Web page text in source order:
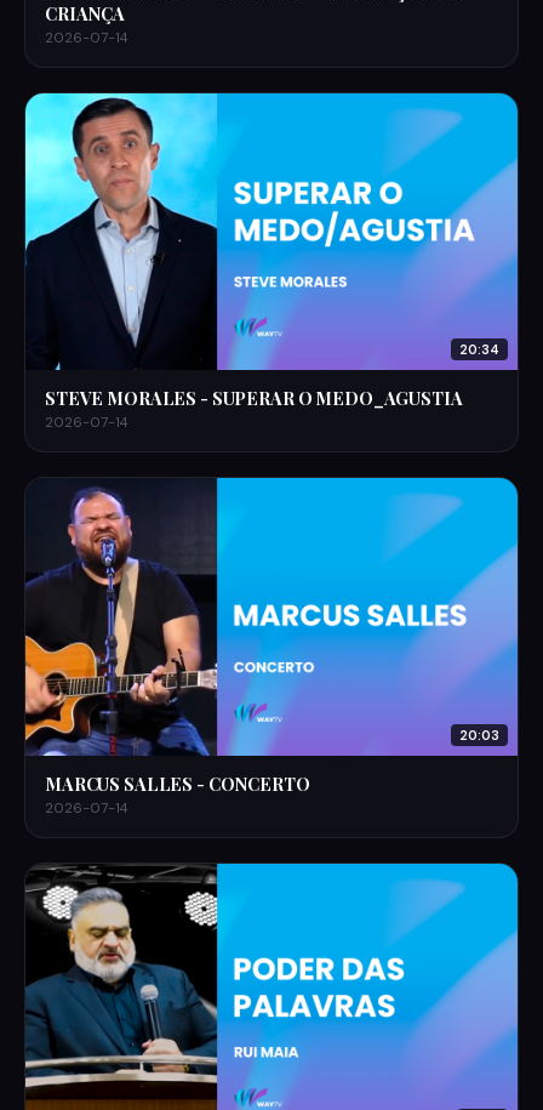
CRIANÇA
2026-07-14
20:34
STEVE MORALES - SUPERAR O MEDO_AGUSTIA
2026-07-14
20:03
MARCUS SALLES - CONCERTO
2026-07-14